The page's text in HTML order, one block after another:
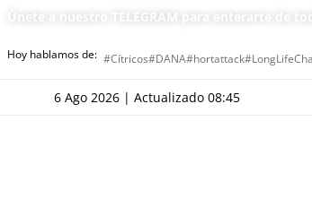
Únete a nuestro TELEGRAM para enterarte de
Hoy hablamos de: #Cítricos#DANA#hortattack
6 Ago 2026 | Actualizado 08:45